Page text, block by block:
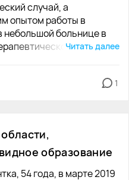
случай, а
опытом работы в
небольшой больнице в
проблема, с которой
гериатра. Первым
с социальной
люди, живущие в
Читать далее
1
образование
54 года, в марте 2019